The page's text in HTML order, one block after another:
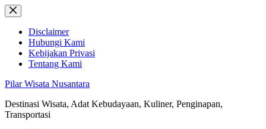
Skip
to
contentDisclaimer
Hubungi Kami
Kebijakan Privasi
Tentang Kami
Pilar Wisata Nusantara
Destinasi Wisata, Adat Kebudayaan, Kuliner, Penginapan,
Transportasi